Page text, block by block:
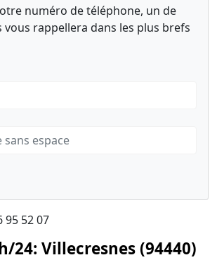
numéro de téléphone, un de
vous rappellera dans les plus brefs
95 52 07
24: Villecresnes (94440)